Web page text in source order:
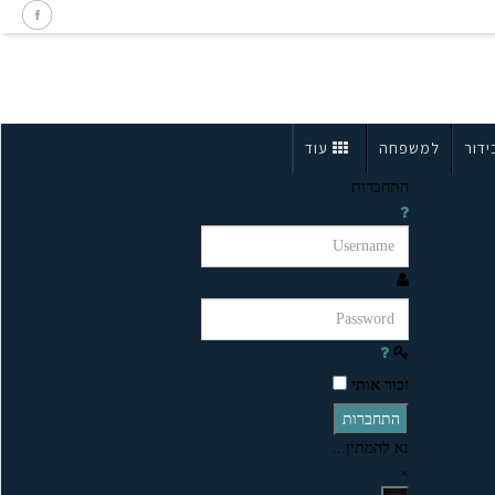
למשפחה עוד
התחברות
זכור אותי
התחברות
נא להמתין...
×